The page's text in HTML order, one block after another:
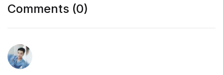
Comments (0)